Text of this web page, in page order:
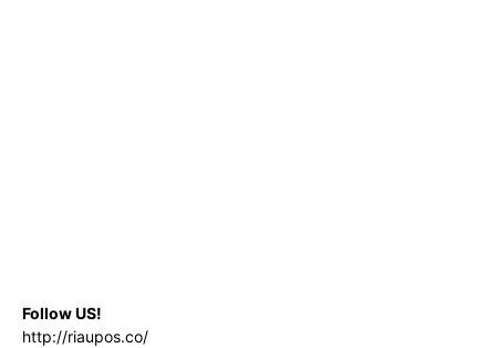
Follow US!
http://riaupos.co/